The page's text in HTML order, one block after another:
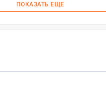
ПОКАЗАТЬ ЕЩЕ